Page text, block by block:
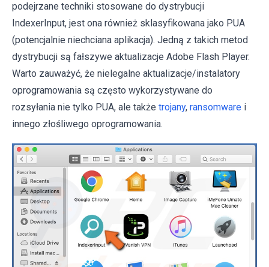
podejrzane techniki stosowane do dystrybucji
IndexerInput, jest ona również sklasyfikowana jako PUA
(potencjalnie niechciana aplikacja). Jedną z takich metod
dystrybucji są fałszywe aktualizacje Adobe Flash Player.
Warto zauważyć, że nielegalne aktualizacje/instalatory
oprogramowania są często wykorzystywane do
rozsyłania nie tylko PUA, ale także trojany, ransomware i
innego złośliwego oprogramowania.